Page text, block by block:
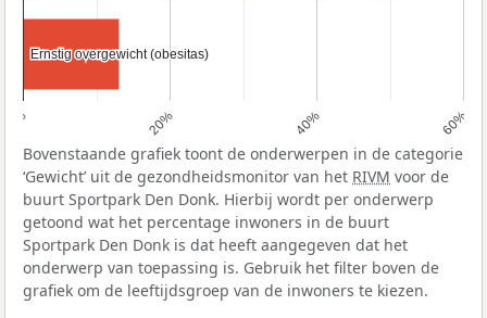
0% 20% 40% 60%
Ernstig overgewicht (obesitas)
Ernstig overgewicht (obesitas)
Bovenstaande grafiek toont de onderwerpen in de categorie
‘Gewicht’ uit de gezondheidsmonitor van het RIVM voor de
buurt Sportpark Den Donk. Hierbij wordt per onderwerp
getoond wat het percentage inwoners in de buurt
Sportpark Den Donk is dat heeft aangegeven dat het
onderwerp van toepassing is. Gebruik het filter boven de
grafiek om de leeftijdsgroep van de inwoners te kiezen.